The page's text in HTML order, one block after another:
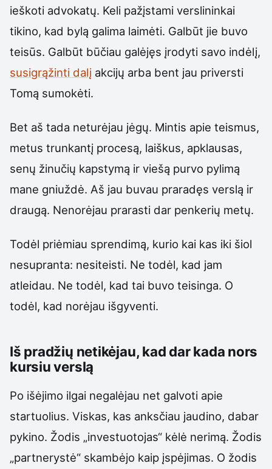
ieškoti advokatų. Keli pažįstami verslininkai
tikino, kad bylą galima laimėti. Galbūt jie buvo
teisūs. Galbūt būčiau galėjęs įrodyti savo indėlį,
susigrąžinti dalį akcijų arba bent jau priversti
Tomą sumokėti.
Bet aš tada neturėjau jėgų. Mintis apie teismus,
metus trunkantį procesą, laiškus, apklausas,
senų žinučių kapstymą ir viešą purvo pylimą
mane gniuždė. Aš jau buvau praradęs verslą ir
draugą. Nenorėjau prarasti dar penkerių metų.
Todėl priėmiau sprendimą, kurio kai kas iki šiol
nesupranta: nesiteisti. Ne todėl, kad jam
atleidau. Ne todėl, kad tai buvo teisinga. O
todėl, kad norėjau išgyventi.
Iš pradžių netikėjau, kad dar kada nors
kursiu verslą
Po išėjimo ilgai negalėjau net galvoti apie
startuolius. Viskas, kas anksčiau jaudino, dabar
pykino. Žodis „investuotojas“ kėlė nerimą. Žodis
„partnerystė“ skambėjo kaip įspėjimas. O žodis